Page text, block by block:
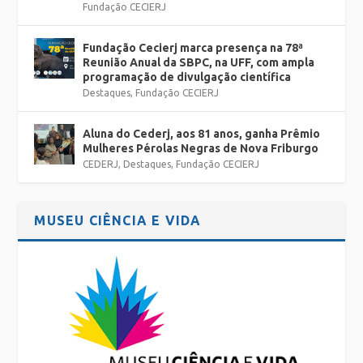
Fundação CECIERJ
Fundação Cecierj marca presença na 78ª
Reunião Anual da SBPC, na UFF, com ampla
programação de divulgação científica
Destaques Fundação CECIERJ
Aluna do Cederj, aos 81 anos, ganha Prêmio
Mulheres Pérolas Negras de Nova Friburgo
CEDERJ Destaques Fundação CECIERJ
MUSEU CIÊNCIA E VIDA